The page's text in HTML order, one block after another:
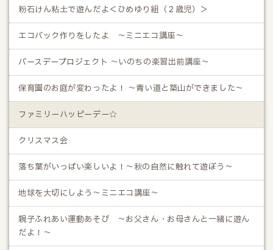
粉石けん粘土で遊んだよ＜ひめゆり組（２歳児）＞
エコバック作りをしたよ ～ミニエコ講座～
バースデープロジェクト ～いのちの楽習出前講座～
保育園のお庭が変わったよ！ ～青い道と築山ができました～
ファミリーハッピーデー☆
クリスマス会
落ち葉がいっぱい楽しいよ！～秋の自然に触れて遊ぼう～
地球を大切にしよう～ミニエコ講座～
親子ふれあい運動あそび ～お父さん・お母さんと一緒に遊ん
だよ！～